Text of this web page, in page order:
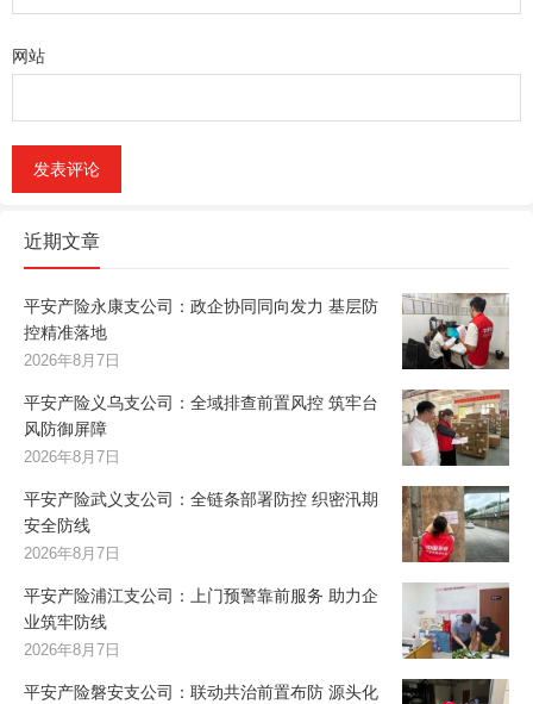
网站
近期文章
平安产险永康支公司：政企协同同向发力 基层防
控精准落地
2026年8月7日
平安产险义乌支公司：全域排查前置风控 筑牢台
风防御屏障
2026年8月7日
平安产险武义支公司：全链条部署防控 织密汛期
安全防线
2026年8月7日
平安产险浦江支公司：上门预警靠前服务 助力企
业筑牢防线
2026年8月7日
平安产险磐安支公司：联动共治前置布防 源头化